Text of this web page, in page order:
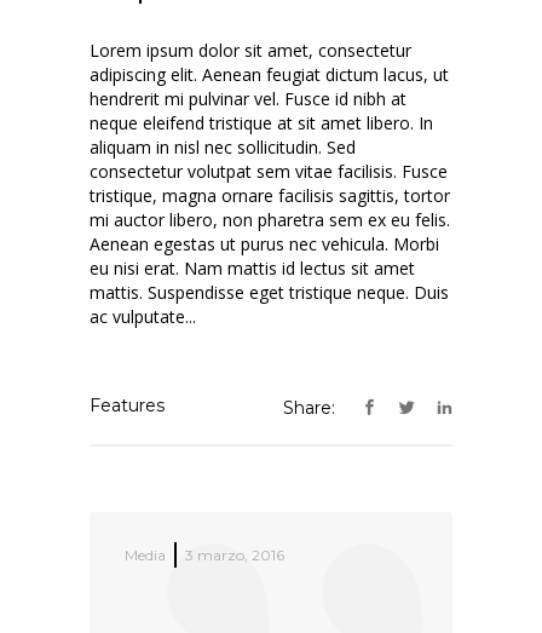
Lorem ipsum dolor sit amet, consectetur
adipiscing elit. Aenean feugiat dictum lacus, ut
hendrerit mi pulvinar vel. Fusce id nibh at
neque eleifend tristique at sit amet libero. In
aliquam in nisl nec sollicitudin. Sed
consectetur volutpat sem vitae facilisis. Fusce
tristique, magna ornare facilisis sagittis, tortor
mi auctor libero, non pharetra sem ex eu felis.
Aenean egestas ut purus nec vehicula. Morbi
eu nisi erat. Nam mattis id lectus sit amet
mattis. Suspendisse eget tristique neque. Duis
ac vulputate...
Features Share:
Media 3 marzo, 2016